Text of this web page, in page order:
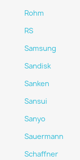
Rohm
RS
Samsung
Sandisk
Sanken
Sansui
Sanyo
Sauermann
Schaffner